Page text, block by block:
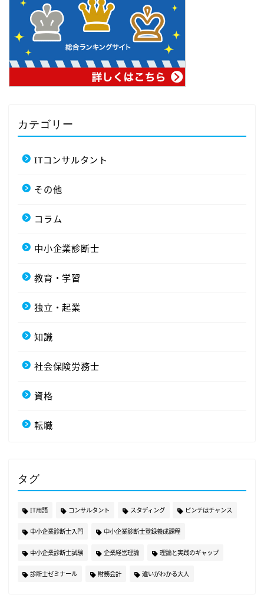
カテゴリー
ITコンサルタント
その他
コラム
中小企業診断士
教育・学習
独立・起業
知識
社会保険労務士
資格
転職
タグ
IT用語 コンサルタント スタディング ピンチはチャンス
中小企業診断士入門 中小企業診断士登録養成課程
中小企業診断士試験 企業経営理論 理論と実践のギャップ
診断士ゼミナール 財務会計 違いがわかる大人